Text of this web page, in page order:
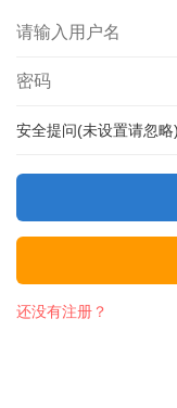
安全提问(未设置请忽略)
还没有注册？